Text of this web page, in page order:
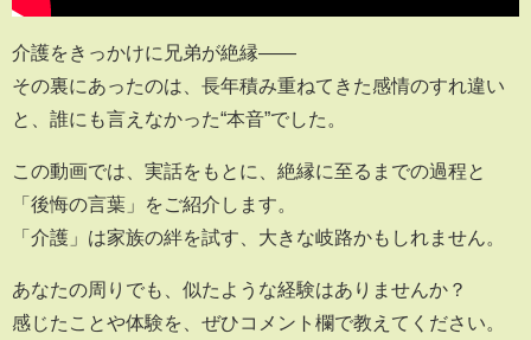
介護をきっかけに兄弟が絶縁――
その裏にあったのは、長年積み重ねてきた感情のすれ違い
と、誰にも言えなかった“本音”でした。
この動画では、実話をもとに、絶縁に至るまでの過程と
「後悔の言葉」をご紹介します。
「介護」は家族の絆を試す、大きな岐路かもしれません。
あなたの周りでも、似たような経験はありませんか？
感じたことや体験を、ぜひコメント欄で教えてください。